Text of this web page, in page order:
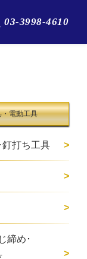
03-3998-4610
・電動工具
釘打ち工具
締め･